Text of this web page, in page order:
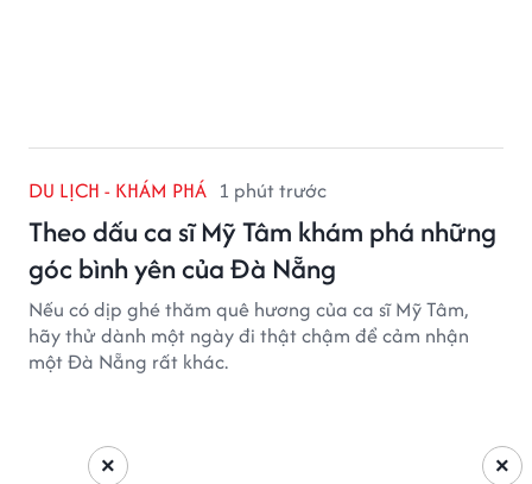
DU LỊCH - KHÁM PHÁ 1 phút trước
Theo dấu ca sĩ Mỹ Tâm khám phá những
góc bình yên của Đà Nẵng
Nếu có dịp ghé thăm quê hương của ca sĩ Mỹ Tâm,
hãy thử dành một ngày đi thật chậm để cảm nhận
một Đà Nẵng rất khác.
×
×